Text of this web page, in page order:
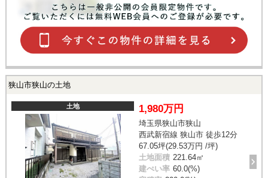
狭山市狭山の土地
土地 1,980万円
埼玉県狭山市狭山
西武新宿線 狭山市 徒歩12分
67.05坪(29.53万円 /坪)
土地面積 221.64㎡
建ぺい率 60.0(%)